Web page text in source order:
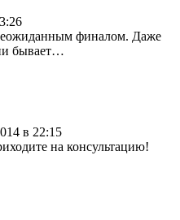
финалом. Даже
бывает…
в 22:15
на консультацию!